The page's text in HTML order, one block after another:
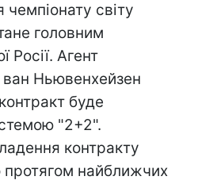
світу
головним
Росії. Агент
Ньювенхейзен
буде
"2+2".
контракту
найближчих